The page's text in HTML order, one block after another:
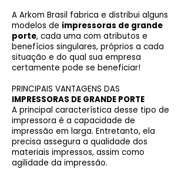
A Arkom Brasil fabrica e distribui alguns
modelos de impressoras de grande
porte, cada uma com atributos e
benefícios singulares, próprios a cada
situação e do qual sua empresa
certamente pode se beneficiar!
PRINCIPAIS VANTAGENS DAS
IMPRESSORAS DE GRANDE PORTE
A principal característica desse tipo de
impressora é a capacidade de
impressão em larga. Entretanto, ela
precisa assegura a qualidade dos
materiais impressos, assim como
agilidade da impressão.